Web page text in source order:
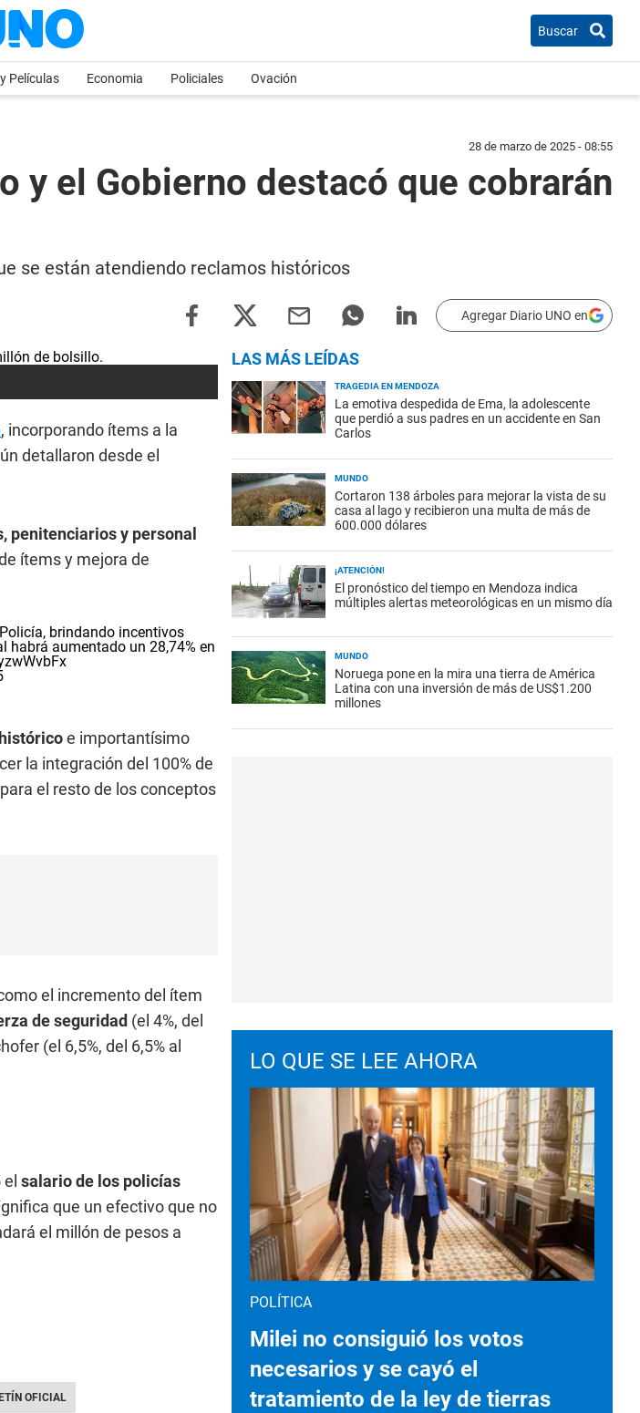
Buscar
Películas Economia Policiales Ovación
28 de marzo de 2025 - 08:55
y el Gobierno destacó que cobrarán
se están atendiendo reclamos históricos
Agregar Diario UNO en
, incorporando ítems a la
detallaron desde el
penitenciarios y personal
ítems y mejora de
brindando incentivos
habrá aumentado un 28,74% en
e importantísimo
la integración del 100% de
el resto de los conceptos
el incremento del ítem
de seguridad (el 4%, del
(el 6,5%, del 6,5% al
salario de los policías
que un efectivo que no
el millón de pesos a
OFICIAL
LAS MÁS LEÍDAS
TRAGEDIA EN MENDOZA
La emotiva despedida de Ema, la adolescente
que perdió a sus padres en un accidente en San
Carlos
MUNDO
Cortaron 138 árboles para mejorar la vista de su
casa al lago y recibieron una multa de más de
600.000 dólares
¡ATENCIÓN!
El pronóstico del tiempo en Mendoza indica
múltiples alertas meteorológicas en un mismo día
MUNDO
Noruega pone en la mira una tierra de América
Latina con una inversión de más de US$1.200
millones
LO QUE SE LEE AHORA
POLÍTICA
Milei no consiguió los votos
necesarios y se cayó el
tratamiento de la ley de tierras